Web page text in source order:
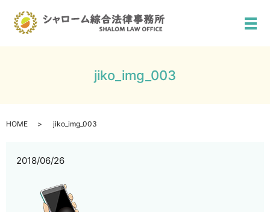
メ
jiko_img_003
HOME jiko_img_003
2018/06/26